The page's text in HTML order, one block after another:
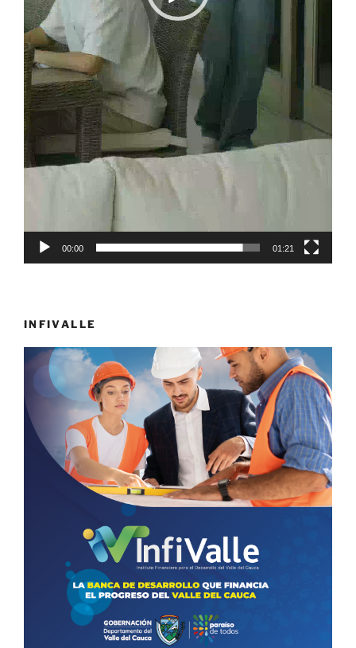
00:00 01:21
INFIVALLE